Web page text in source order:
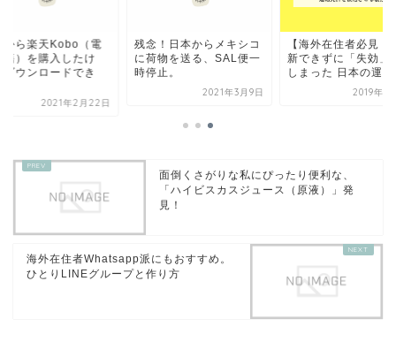
から楽天Kobo（電
籍）を購入したけ
ダウンロードでき
2021年2月22日
残念！日本からメキシコ
に荷物を送る、SAL便一
時停止。
2021年3月9日
【海外在住者必見！
新できずに「失効」
しまった 日本の運
2019年9
面倒くさがりな私にぴったり便利な、
「ハイビスカスジュース（原液）」発
見！
海外在住者Whatsapp派にもおすすめ。
ひとりLINEグループと作り方